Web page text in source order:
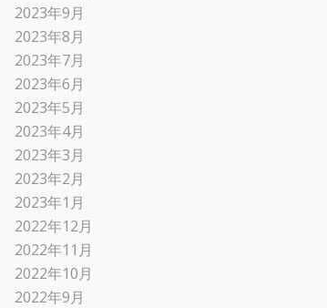
2023年9月
2023年8月
2023年7月
2023年6月
2023年5月
2023年4月
2023年3月
2023年2月
2023年1月
2022年12月
2022年11月
2022年10月
2022年9月